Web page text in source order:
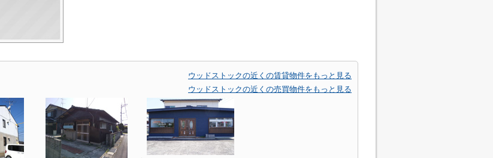
ウッドストックの近くの賃貸物件をもっと見る
ウッドストックの近くの売買物件をもっと見る